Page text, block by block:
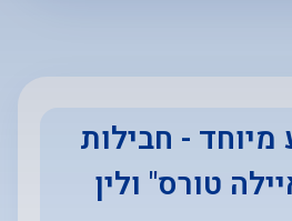
מיוחד - חבילות
טורס" ולין